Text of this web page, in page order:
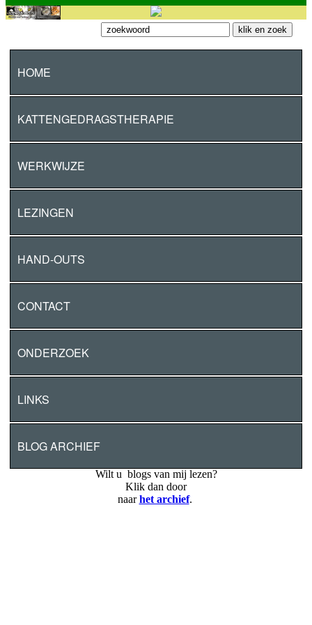
HOME
KATTENGEDRAGSTHERAPIE
WERKWIJZE
LEZINGEN
HAND-OUTS
CONTACT
ONDERZOEK
LINKS
BLOG ARCHIEF
Wilt u blogs van mij lezen?
Klik dan door
naarhet archief.